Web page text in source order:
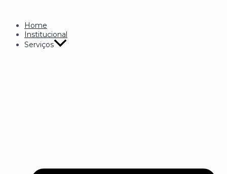
Home
Institucional
Serviços